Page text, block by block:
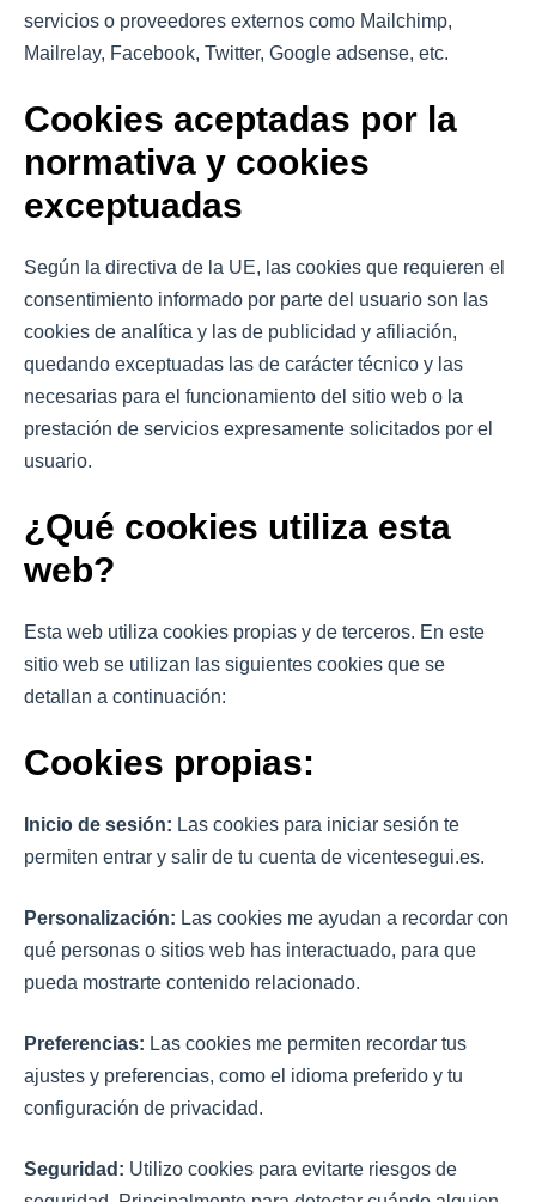
servicios o proveedores externos como Mailchimp,
Mailrelay, Facebook, Twitter, Google adsense, etc.
Cookies aceptadas por la
normativa y cookies
exceptuadas
Según la directiva de la UE, las cookies que requieren el
consentimiento informado por parte del usuario son las
cookies de analítica y las de publicidad y afiliación,
quedando exceptuadas las de carácter técnico y las
necesarias para el funcionamiento del sitio web o la
prestación de servicios expresamente solicitados por el
usuario.
¿Qué cookies utiliza esta
web?
Esta web utiliza cookies propias y de terceros. En este
sitio web se utilizan las siguientes cookies que se
detallan a continuación:
Cookies propias:
Inicio de sesión: Las cookies para iniciar sesión te
permiten entrar y salir de tu cuenta de vicentesegui.es.
Personalización: Las cookies me ayudan a recordar con
qué personas o sitios web has interactuado, para que
pueda mostrarte contenido relacionado.
Preferencias: Las cookies me permiten recordar tus
ajustes y preferencias, como el idioma preferido y tu
configuración de privacidad.
Seguridad: Utilizo cookies para evitarte riesgos de